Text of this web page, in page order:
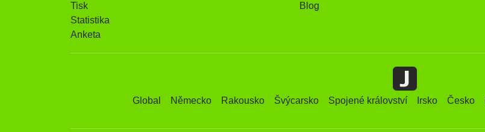
Tisk
Statistika
Anketa
Blog
Global Německo Rakousko Švýcarsko Spojené království Irsko Česko